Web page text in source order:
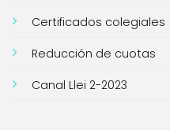
Certificados colegiales
Reducción de cuotas
Canal Llei 2-2023